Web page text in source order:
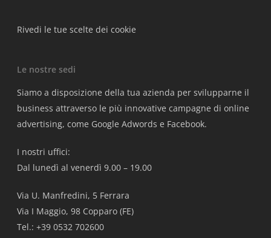
Rivedi le tue scelte dei cookie
Le nostre sedi
Siamo a disposizione della tua azienda per svilupparne il
business attraverso le più innovative campagne di online
advertising, come Google Adwords e Facebook.
I nostri uffici:
Dal lunedì al venerdì 9.00 – 19.00
Via U. Manfredini, 5 Ferrara
Via I Maggio, 98 Copparo (FE)
Tel.: +39 0532 702600